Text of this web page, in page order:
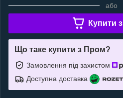
або
Купити з
Що таке купити з Пром?
Замовлення під захистом
Доступна доставка